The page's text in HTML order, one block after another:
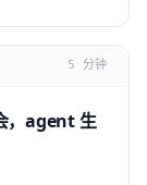
5 分钟
，agent 生